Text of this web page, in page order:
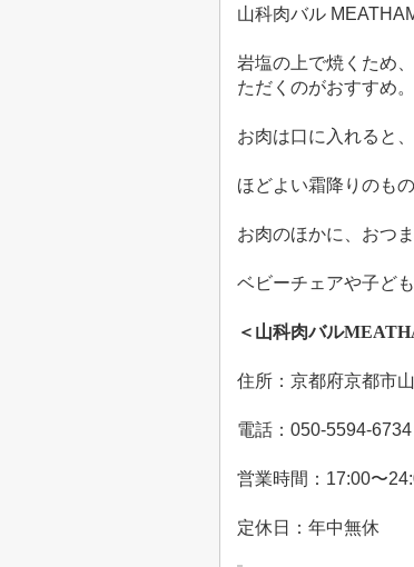
山科肉バル
岩塩の上で焼くため
ただくのがおすすめ。
お肉は口に入れると
ほどよい霜降りのも
お肉のほかに、おつ
ベビーチェアや子ど
＜山科肉バル
住所：京都府京都市
電話： 050-5594-6734
営業時間： 17:00〜
定休日：年中無休